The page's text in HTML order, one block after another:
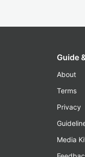
Guide
About
Terms
Privacy
Media